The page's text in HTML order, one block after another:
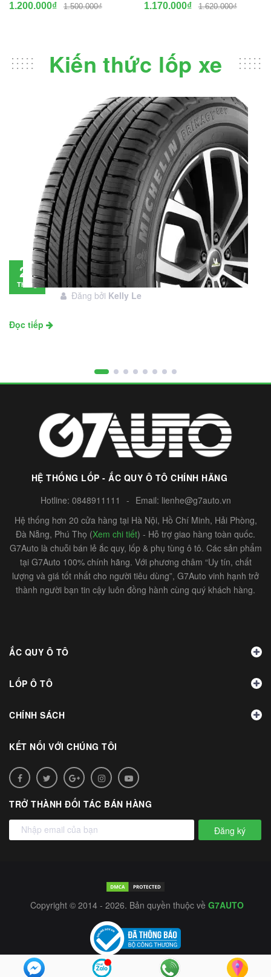
1.200.000₫ 1.500.000₫ 1.170.000₫ 1.620.000₫
Kiến thức lốp xe
28
Tháng
Đánh giá lốp Michelin Primacy SUV: Đáng
đầu tư không?
Đăng bởi Kelly Le
Đọc tiếp
HỆ THỐNG LỐP - ẮC QUY Ô TÔ CHÍNH HÃNG
Hotline: 0848911111 - Email: lienhe@g7auto.vn
Hệ thống hơn 20 cửa hàng tại Hà Nội, Hồ Chí Minh, Hải Phòng,
Đà Nẵng, Phú Thọ (Xem chi tiết) - Hỗ trợ giao hàng toàn quốc.
G7Auto là chuỗi bán lẻ ắc quy, lốp & phụ tùng ô tô. Các sản phẩm
tại G7Auto 100% chính hãng. Với phương châm “Uy tín, chất
lượng và giá tốt nhất cho người tiêu dùng”, G7Auto vinh hạnh trở
thành người bạn tin cậy luôn đồng hành cùng quý khách hàng.
ẮC QUY Ô TÔ
LỐP Ô TÔ
CHÍNH SÁCH
KẾT NỐI VỚI CHÚNG TÔI
TRỞ THÀNH ĐỐI TÁC BÁN HÀNG
Đăng ký
Copyright © 2014 - 2026. Bản quyền thuộc về G7AUTO